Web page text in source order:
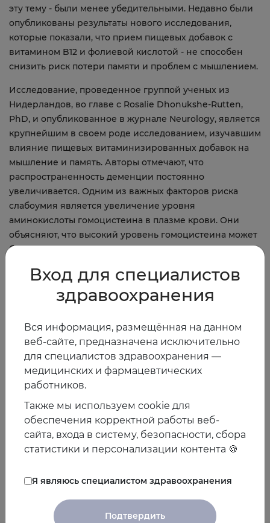
эту тему - были менее убедительными. Недавно были
опубликованы результаты нового исследования,
которые показали, что прием пищевых добавок с
витамином B12 и фолиевой кислотой - не способен
снизить риск потери памяти и проблем с мышлением.
Исследование, проведенное группой ученых из
Нидерландов, во главе с Rosalie Dhonukshe-Rutten,
PhD, и опубликованное в журнале Neurology, является
крупнейшим в своем роде исследованием, изучавшим
влияние пищевых витаминизированных добавок на
мышление и память. Авторы отмечают, что
распространенность деменции постоянно
увеличивается. Одним из важных факторов риска
слабоумия является увеличение уровня
аминокислоты гомоцистеина в плазме крови. Они
объясняют, что высокий уровень гомоцистеина может
быть токсичным для нейронов и эндотелиальных
наличие четкой связи между высокими уровнями
гомоцистеина и степенью потери памяти при болезни
Альцгеймера.
Автор: #soslanenginoev
Предыдущая
новость
Другие новости
Вход для специалистов
здравоохранения
Вся информация, размещённая на данном
веб-сайте, предназначена исключительно
для специалистов здравоохранения —
медицинских и фармацевтических
работников.
Также мы используем cookie для
обеспечения корректной работы веб-
сайта, входа в систему, безопасности, сбора
статистики и персонализации контента 🍪
Я являюсь специалистом здравоохранения
Подтвердить